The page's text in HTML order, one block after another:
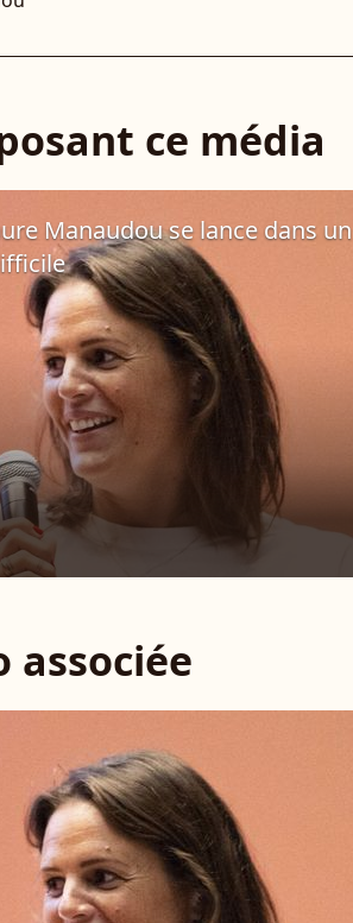
ce média
Manaudou se lance dans un
associée